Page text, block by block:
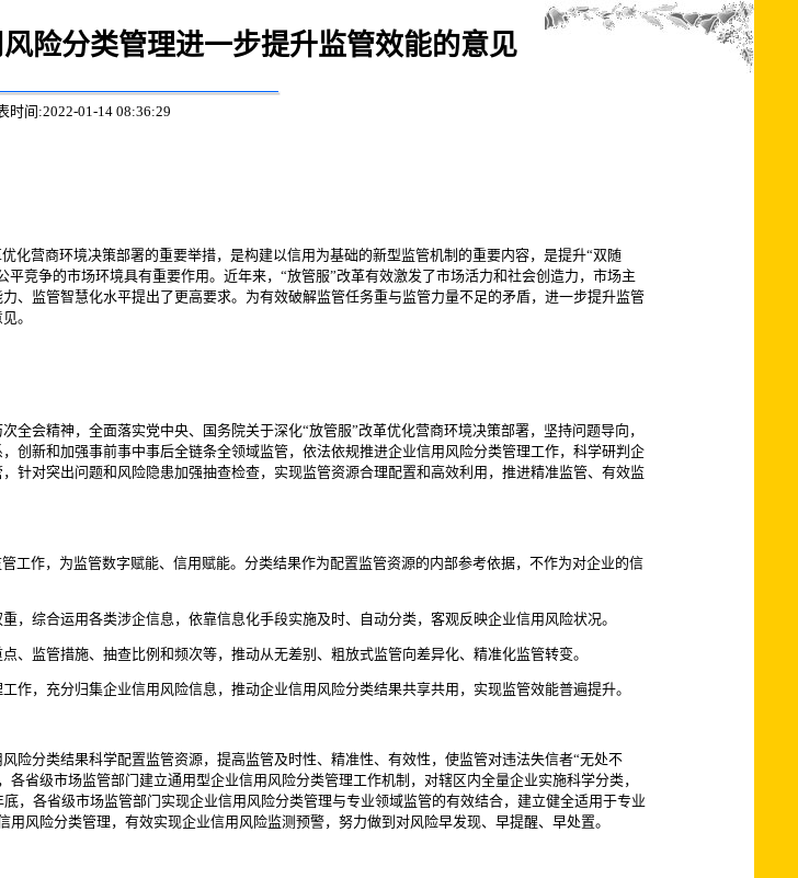
险分类管理进一步提升监管效能的意见
时间:2022-01-14 08:36:29
营商环境决策部署的重要举措，是构建以信用为基础的新型监管机制的重要内容，是提升“双随
竞争的市场环境具有重要作用。近年来，“放管服”改革有效激发了市场活力和社会创造力，市场主
、监管智慧化水平提出了更高要求。为有效破解监管任务重与监管力量不足的矛盾，进一步提升监管
。
会精神，全面落实党中央、国务院关于深化“放管服”改革优化营商环境决策部署，坚持问题导向，
创新和加强事前事中事后全链条全领域监管，依法依规推进企业信用风险分类管理工作，科学研判企
针对突出问题和风险隐患加强抽查检查，实现监管资源合理配置和高效利用，推进精准监管、有效监
作，为监管数字赋能、信用赋能。分类结果作为配置监管资源的内部参考依据，不作为对企业的信
综合运用各类涉企信息，依靠信息化手段实施及时、自动分类，客观反映企业信用风险状况。
监管措施、抽查比例和频次等，推动从无差别、粗放式监管向差异化、精准化监管转变。
，充分归集企业信用风险信息，推动企业信用风险分类结果共享共用，实现监管效能普遍提升。
分类结果科学配置监管资源，提高监管及时性、精准性、有效性，使监管对违法失信者“无处不
省级市场监管部门建立通用型企业信用风险分类管理工作机制，对辖区内全量企业实施科学分类，
，各省级市场监管部门实现企业信用风险分类管理与专业领域监管的有效结合，建立健全适用于专业
风险分类管理，有效实现企业信用风险监测预警，努力做到对风险早发现、早提醒、早处置。